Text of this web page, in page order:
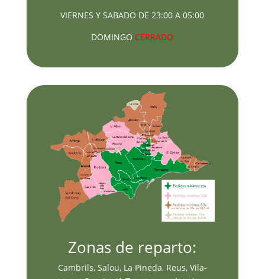
VIERNES Y SABADO DE 23:00 A 05:00
DOMINGO CERRADO
Zonas de reparto:
Cambrils, Salou, La Pineda, Reus, Vila-